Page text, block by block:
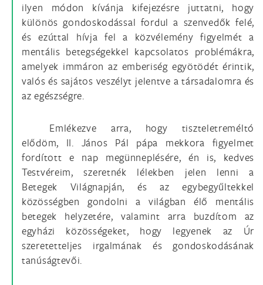
ilyen módon kívánja kifejezésre juttatni, hogy
különös gondoskodással fordul a szenvedők felé,
és ezúttal hívja fel a közvélemény figyelmét a
mentális betegségekkel kapcsolatos problémákra,
amelyek immáron az emberiség egyötödét érintik,
valós és sajátos veszélyt jelentve a társadalomra és
az egészségre.
Emlékezve arra, hogy tiszteletreméltó
elődöm, II. János Pál pápa mekkora figyelmet
fordított e nap megünneplésére, én is, kedves
Testvéreim, szeretnék lélekben jelen lenni a
Betegek Világnapján, és az egybegyűltekkel
közösségben gondolni a világban élő mentális
betegek helyzetére, valamint arra buzdítom az
egyházi közösségeket, hogy legyenek az Úr
szeretetteljes irgalmának és gondoskodásának
tanúságtevői.